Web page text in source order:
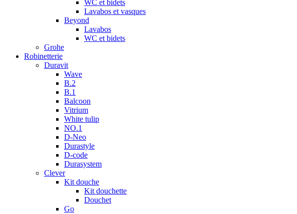
WC et bidets
Lavabos et vasques
Beyond
Lavabos
WC et bidets
Grohe
Robinetterie
Duravit
Wave
B.2
B.1
Balcoon
Vitrium
White tulip
NO.1
D-Neo
Durastyle
D-code
Durasystem
Clever
Kit douche
Kit douchette
Douchet
Go